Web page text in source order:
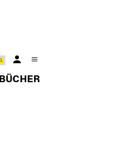
BÜCHER